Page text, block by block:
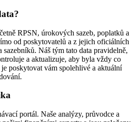
RPSN, úrokových sazeb, poplatků a
od poskytovatelů a z jejich oficiálních
Náš tým tato data pravidelně,
a aktualizuje, aby byla vždy co
poskytovat vám spolehlivé a aktuální
portál. Naše analýzy, průvodce a